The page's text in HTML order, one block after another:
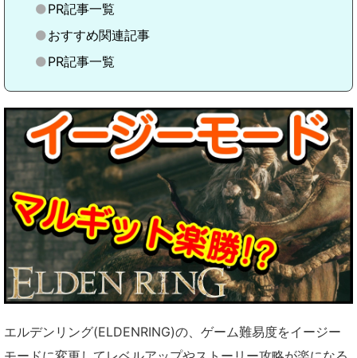
PR記事一覧
おすすめ関連記事
PR記事一覧
エルデンリング(ELDENRING)の、ゲーム難易度をイージー